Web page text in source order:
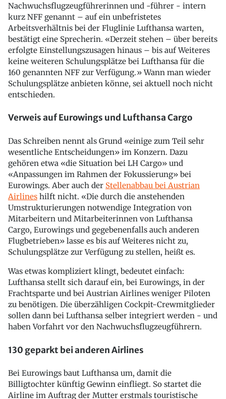
Nachwuchsflugzeugführerinnen und -führer - intern
kurz NFF genannt – auf ein unbefristetes
Arbeitsverhältnis bei der Fluglinie Lufthansa warten,
bestätigt eine Sprecherin. «Derzeit stehen – über bereits
erfolgte Einstellungszusagen hinaus – bis auf Weiteres
keine weiteren Schulungsplätze bei Lufthansa für die
160 genannten NFF zur Verfügung.» Wann man wieder
Schulungsplätze anbieten könne, sei aktuell noch nicht
entschieden.
Verweis auf Eurowings und Lufthansa Cargo
Das Schreiben nennt als Grund «einige zum Teil sehr
wesentliche Entscheidungen» im Konzern. Dazu
gehören etwa «die Situation bei LH Cargo» und
«Anpassungen im Rahmen der Fokussierung» bei
Eurowings. Aber auch der Stellenabbau bei Austrian
Airlines hilft nicht. «Die durch die anstehenden
Umstrukturierungen notwendige Integration von
Mitarbeitern und Mitarbeiterinnen von Lufthansa
Cargo, Eurowings und gegebenenfalls auch anderen
Flugbetrieben» lasse es bis auf Weiteres nicht zu,
Schulungsplätze zur Verfügung zu stellen, heißt es.
Was etwas kompliziert klingt, bedeutet einfach:
Lufthansa stellt sich darauf ein, bei Eurowings, in der
Frachtsparte und bei Austrian Airlines weniger Piloten
zu benötigen. Die überzähligen Cockpit-Crewmitglieder
sollen dann bei Lufthansa selber integriert werden - und
haben Vorfahrt vor den Nachwuchsflugzeugführern.
130 geparkt bei anderen Airlines
Bei Eurowings baut Lufthansa um, damit die
Billigtochter künftig Gewinn einfliegt. So startet die
Airline im Auftrag der Mutter erstmals touristische